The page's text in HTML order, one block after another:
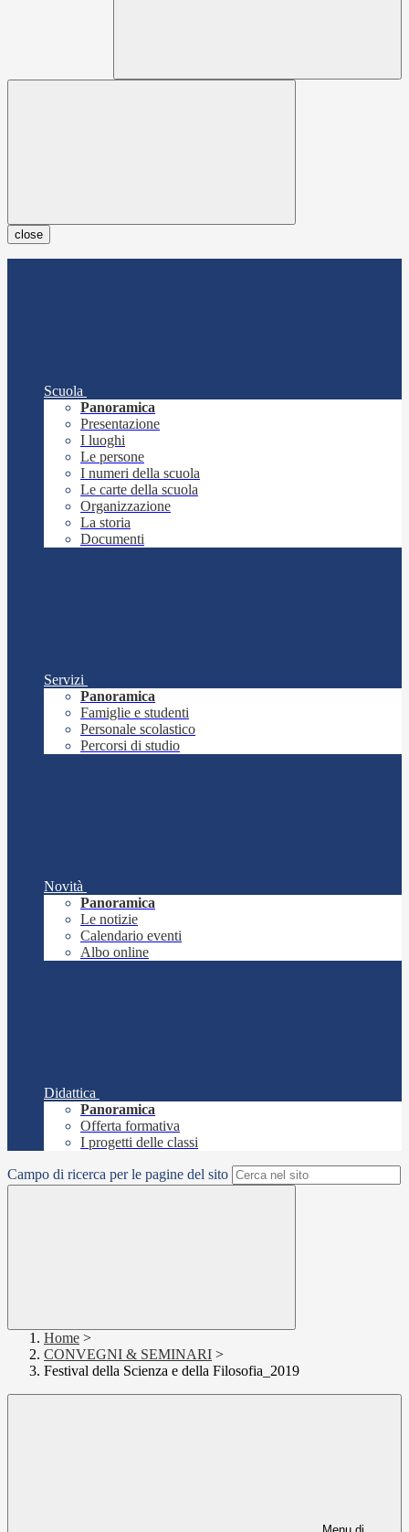
close
Scuola
Panoramica
Presentazione
I luoghi
Le persone
I numeri della scuola
Le carte della scuola
Organizzazione
La storia
Documenti
Servizi
Panoramica
Famiglie e studenti
Personale scolastico
Percorsi di studio
Novità
Panoramica
Le notizie
Calendario eventi
Albo online
Didattica
Panoramica
Offerta formativa
I progetti delle classi
Campo di ricerca per le pagine del sito
Home >
CONVEGNI & SEMINARI >
Festival della Scienza e della Filosofia_2019